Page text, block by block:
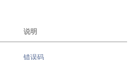
说明
错误码